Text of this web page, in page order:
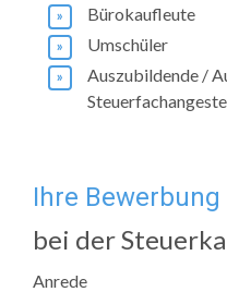
Bürokaufleute
Umschüler
Auszubildende /
Ihre Bewerbung
bei der
Anrede